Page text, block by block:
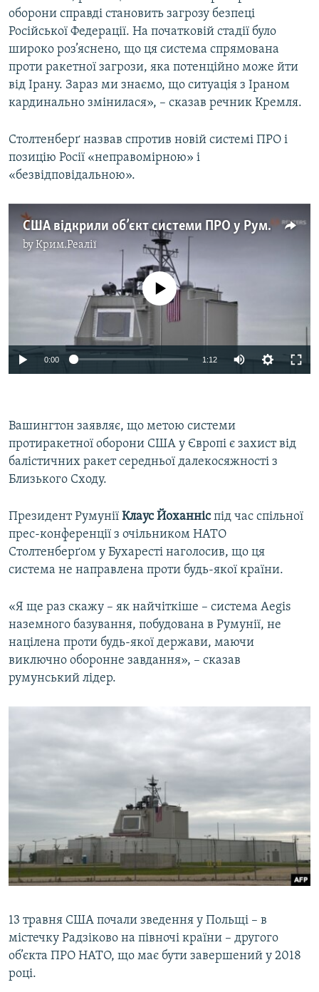
оборони справді становить загрозу безпеці
Російської Федерації. На початковій стадії було
широко роз’яснено, що ця система спрямована
проти ракетної загрози, яка потенційно може йти
від Ірану. Зараз ми знаємо, що ситуація з Іраном
кардинально змінилася», – сказав речник Кремля.
Столтенберґ назвав спротив новій системі ПРО і
позицію Росії «неправомірною» і
«безвідповідальною».
США відкрили об’єкт системи ПРО у Румунії (відео)
byКрим.Реалії
No media source currently available
0:00 1:12
Вашингтон заявляє, що метою системи
протиракетної оборони США у Європі є захист від
балістичних ракет середньої далекосяжності з
Близького Сходу.
Президент Румунії Клаус Йоханніспід час спільної
прес-конференції з очільником НАТО
Столтенберґом у Бухаресті наголосив, що ця
система не направлена проти будь-якої країни.
«Я ще раз скажу – як найчіткіше – система Аеgis
наземного базування, побудована в Румунії, не
націлена проти будь-якої держави, маючи
виключно оборонне завдання», – сказав
румунський лідер.
13 травня США почали зведення у Польщі – в
містечку Радзіково на півночі країни – другого
об’єкта ПРО НАТО, що має бути завершений у 2018
році.